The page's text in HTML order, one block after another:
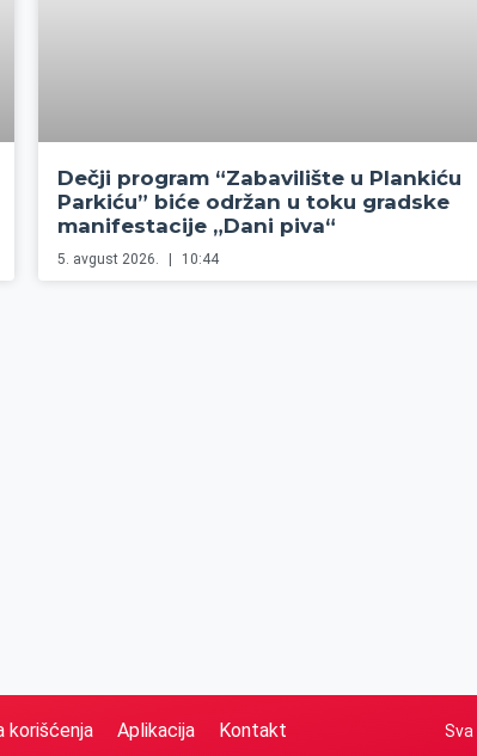
Dečji program “Zabavilište u Plankiću
Parkiću” biće održan u toku gradske
manifestacije „Dani piva“
5. avgust 2026. 10:44
korišćenja Aplikacija Kontakt